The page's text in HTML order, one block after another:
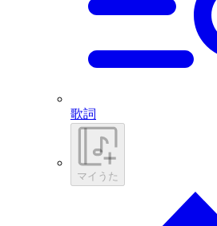
歌詞
マイうた